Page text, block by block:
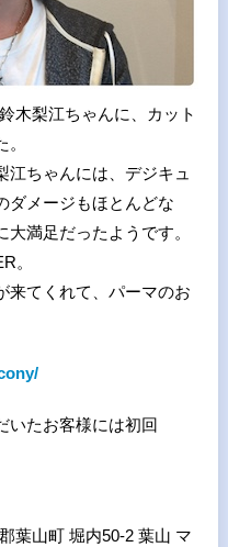
木梨江ちゃんに、カット
江ちゃんには、デジキュ
ダメージもほとんどな
満足だったようです。
。
来てくれて、パーマのお
いたお客様には初回
葉山町 堀内50-2 葉山 マ